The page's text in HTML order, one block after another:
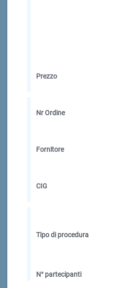
Prezzo
Nr Ordine
Fornitore
CIG
Tipo di procedura
N° partecipanti